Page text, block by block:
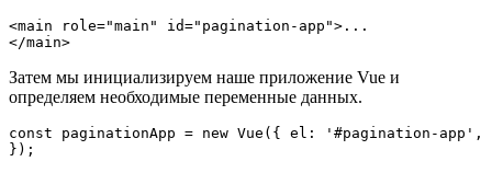
<main role="main" id="pagination-app">...
Затем мы инициализируем наше приложение Vue и
определяем необходимые переменные данных.
const paginationApp = new Vue({ el: '#pagination-